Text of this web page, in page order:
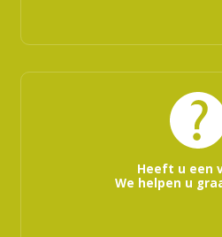
Heeft u een
We helpen u